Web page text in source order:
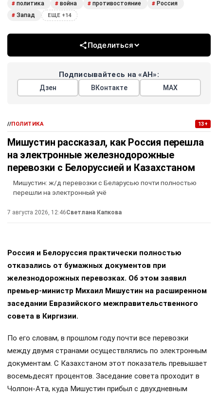
со злобным карликом т.н. Украиной или его западными
сиюминутный тренд, а устоявшаяся доктрина, требующая
адекватного ответа. Чтобы диктовать свои условия за
ресурсной базы. Речь идет о комплексном воздействии:
от разрушения логистики и портов до создания
# политика # война # противостояние # Россия
Поделиться
Подписывайтесь на «АН»:
Мишустин рассказал, как Россия перешла
на электронные железнодорожные
перевозки с Белоруссией и Казахстаном
Мишустин: ж/д перевозки с Беларусью почти полностью
7 августа 2026, 12:46Светлана Капкова